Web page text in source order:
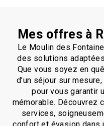
Mes offres à
Le Moulin des
des solutions
Que vous soyez en
d’un séjour sur
pour vous garantir
mémorable. Découvrez
services,